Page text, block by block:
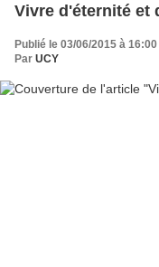
Vivre d'éternité et
Publié le 03/06/2015 à 16:00
Par UCY